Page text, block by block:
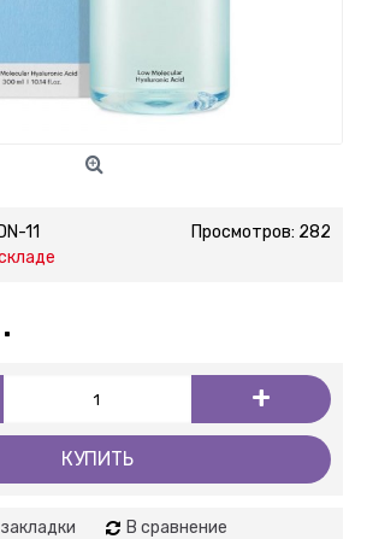
Просмотров: 282
11
+
КУПИТЬ
В сравнение